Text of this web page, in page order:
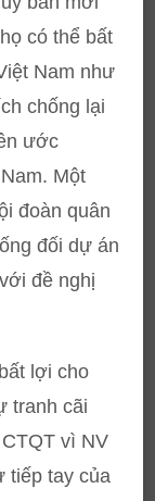
có thể bất
Nam như
chống lại
ước
Một
đoàn quân
đối dự án
đề nghị
lợi cho
tranh cãi
vì NV
tiếp tay của